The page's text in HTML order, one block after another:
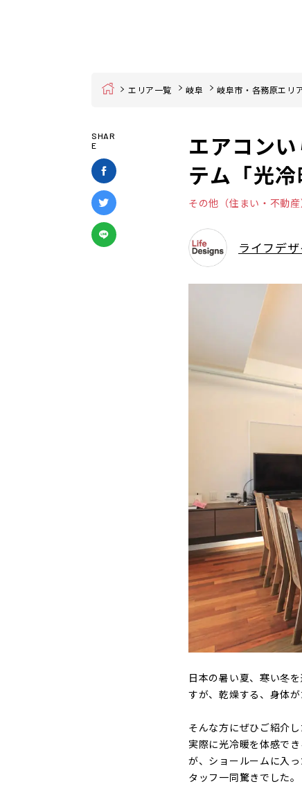
Home エリア一覧 岐阜 岐阜市・各務原エリ
SHAR
E
エアコン
テム「光冷
その他（住まい・不動産
ライフデ
日本の暑い夏、寒い冬
すが、乾燥する、身体
そんな方にぜひご紹介し
実際に光冷暖を体感で
が、ショールームに入
タッフ一同驚きでした。